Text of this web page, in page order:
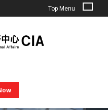
Top Menu